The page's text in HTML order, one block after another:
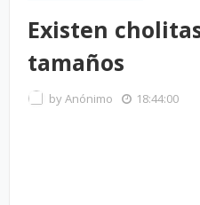
Existen
tamaños
byAnónimo 18:44:00